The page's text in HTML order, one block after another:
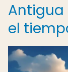
Antigua
el